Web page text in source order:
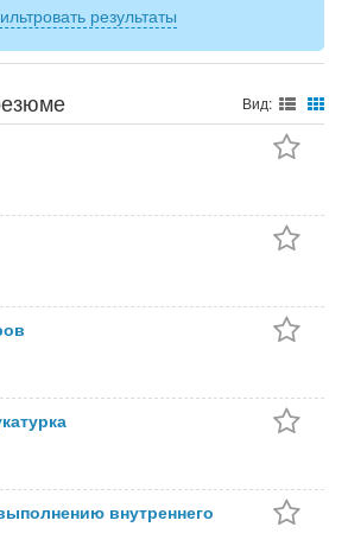
результаты
Вид:
внутреннего